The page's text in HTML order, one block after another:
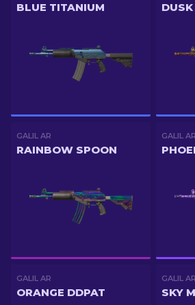
BLUE TITANIUM
GALIL AR
RAINBOW SPOON
GALIL AR
GALIL AR
ORANGE DDPAT
GALIL AR
SKY